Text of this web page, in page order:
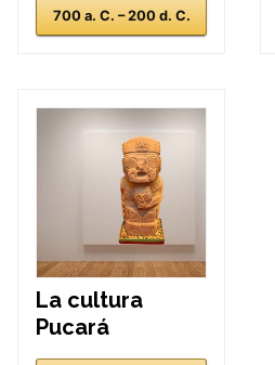
700 a. C. – 200 d. C.
La cultura
Pucará